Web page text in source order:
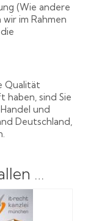
(Wie andere
im Rahmen
Qualität
haben, sind Sie
und
Deutschland,
…